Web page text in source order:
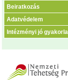
Beiratkozás
Adatvédelem
Intézményi jó